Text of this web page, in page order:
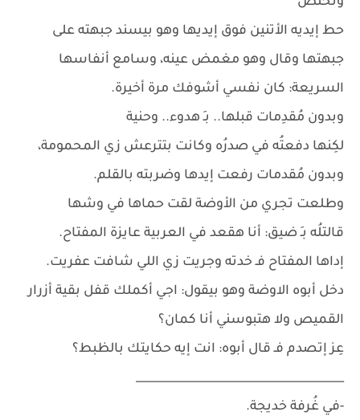
حط إيديه الأتنين فوق إيديها وهو بيسند جبهته على
جبهتها وقال وهو مغمض عينه، وسامع أنفاسها
السريعة: كان نفسي أشوفك مرة أخيرة.
وبدون مُقدِمات قبلها.. بـِ هدوء.. وحنية
لكِنها دفعتُه في صدرُه وكانت بتترعش زي المحمومة،
وبدون مُقدمات رفعت إيدها وضربته بالقلم.
وطلعت تجري من الأوضة لقت حماها في وشها
قالتلُه بـِ ضيق: أنا هقعد في العربية عايزة المفتاح.
إداها المفتاح فـ خدته وجريت زي اللي شافت عفريت.
دخل أبوه الاوضة وهو بيقول: اجي أكملك قفل بقية أزرار
القميص ولا هتبوسني أنا كمان؟
عِز إتصدم فـ قال أبوه: انت إيه حكايتك بالظبط؟
_____________________________________
-في غُرفة خديجة.